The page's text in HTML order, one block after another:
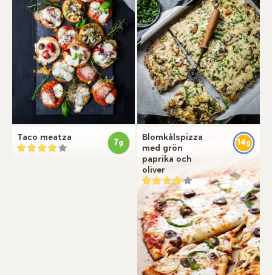
Taco meatza 7g
Blomkålspizza
med grön
paprika och
oliver
14g